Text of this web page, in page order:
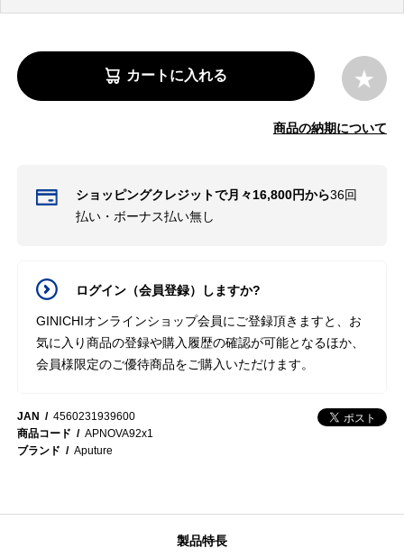
カートに入れる
商品の納期について
ショッピングクレジットで月々16,800円から36回
払い・ボーナス払い無し
ログイン（会員登録）しますか?
GINICHIオンラインショップ会員にご登録頂きますと、お
気に入り商品の登録や購入履歴の確認が可能となるほか、
会員様限定のご優待商品をご購入いただけます。
JAN
4560231939600
商品コード
APNOVA92x1
ブランド
Aputure
製品特長